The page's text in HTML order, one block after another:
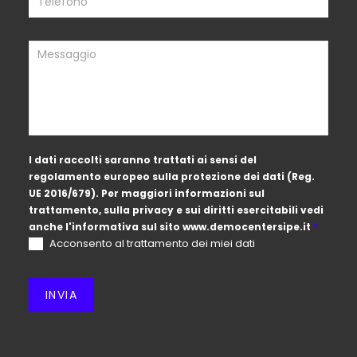
I dati raccolti saranno trattati ai sensi del
regolamento europeo sulla protezione dei dati (Reg.
UE 2016/679). Per maggiori informazioni sul
trattamento, sulla privacy e sui diritti esercitabili vedi
anche l'informativa sul sito www.democentersipe.it *
Acconsento al trattamento dei miei dati
INVIA